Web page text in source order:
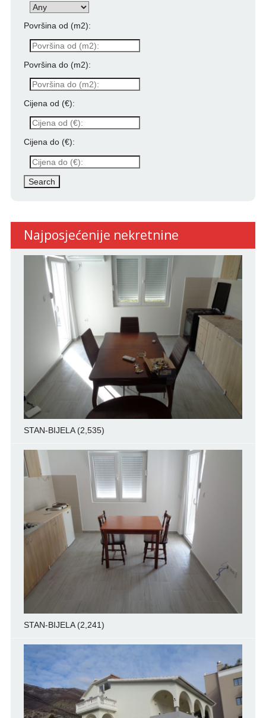
Površina od (m2):
Površina do (m2):
Cijena od (€):
Cijena do (€):
Najposjećenije nekretnine
STAN-BIJELA (2,535)
STAN-BIJELA (2,241)